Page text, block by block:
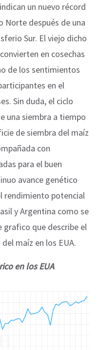
un nuevo récord
Norte después de una
Sur. El viejo dicho
en cosechas
de los sentimientos
en el
Sin duda, el ciclo
una siembra a tiempo
de siembra del maíz
con
para el buen
avance genético
rendimiento potencial
y Argentina como se
grafico que describe el
maíz en los EUA.
en los EUA